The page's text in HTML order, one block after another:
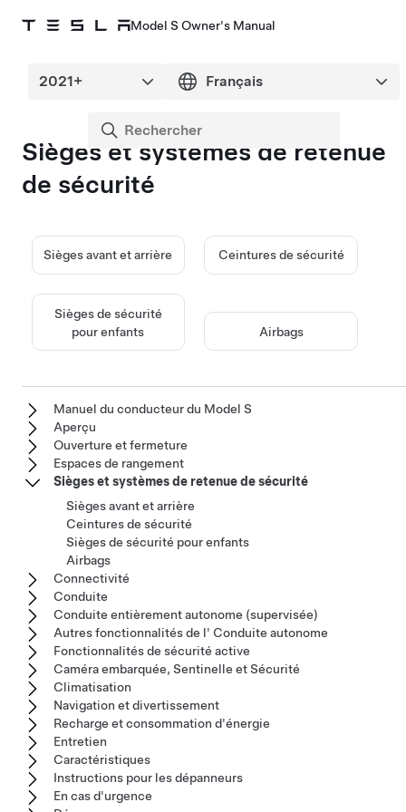
Model S Owner's Manual
Sièges et systèmes de retenue
de sécurité
Sièges avant et arrière Ceintures de sécurité
Sièges de sécurité
pour enfants
Airbags
Manuel du conducteur du Model S
Aperçu
Ouverture et fermeture
Espaces de rangement
Sièges et systèmes de retenue de sécurité
Sièges avant et arrière
Ceintures de sécurité
Sièges de sécurité pour enfants
Airbags
Connectivité
Conduite
Conduite entièrement autonome (supervisée)
Autres fonctionnalités de l' Conduite autonome
Fonctionnalités de sécurité active
Caméra embarquée, Sentinelle et Sécurité
Climatisation
Navigation et divertissement
Recharge et consommation d'énergie
Entretien
Caractéristiques
Instructions pour les dépanneurs
En cas d'urgence